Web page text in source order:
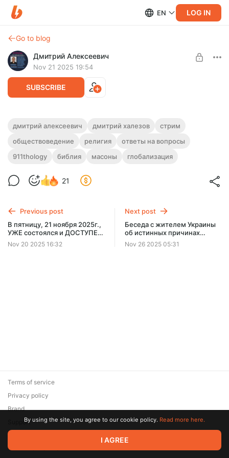
EN LOG IN
Go to blog
Дмитрий Алексеевич
Nov 21 2025 19:54
SUBSCRIBE
Стрим №54 на Бусти с ответами на
вопросы в режиме живого общения. 21
ноября 2025г. Шел три часа.
ПЕРЕЗАЛИВ локальной записи!
режиме живого общения. Шел три часа. Перезалив
локальной записи
Level required:
дмитрий алексеевич дмитрий халезов
стрим
обществоведение
религия
ответы на вопросы
911thology
библия масоны глобализация
21
Previous post
В пятницу, 21 ноября 2025г.,
УЖЕ состоялся и ДОСТУПЕН
в ЗАПИСИ очередной, 54й
по счёту, пятничный стрим
Nov 20 2025 16:32
Next post
Беседа с жителем Украины
об истинных причинах
бойни на Украине и
уничтожения украинцев: Ч.1
Nov 26 2025 05:31
© 2026 Zaya Solutions Limited. All rights reserved. All trademarks
are the property of their respective owners.
Terms of service
Privacy policy
Brand
SupportBy using the site, you agree to our cookie policy. Read more here.
I AGREE